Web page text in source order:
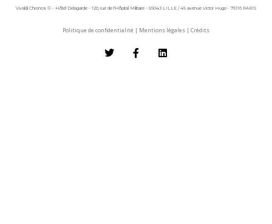
Vivaldi Chronos © - Hôtel Delagarde - 120, rue de l'Hôpital Militaire - 59043 LILLE / 45 avenue Victor Hugo - 75116 PARIS
Politique de confidentialité | Mentions légales | Crédits